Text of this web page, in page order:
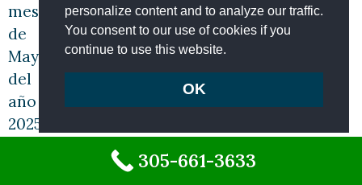
personalize content and to analyze our traffic.
You consent to our use of cookies if you
continue to use this website.
OK
mes
de
Mayo
del
año
2025,
305-661-3633